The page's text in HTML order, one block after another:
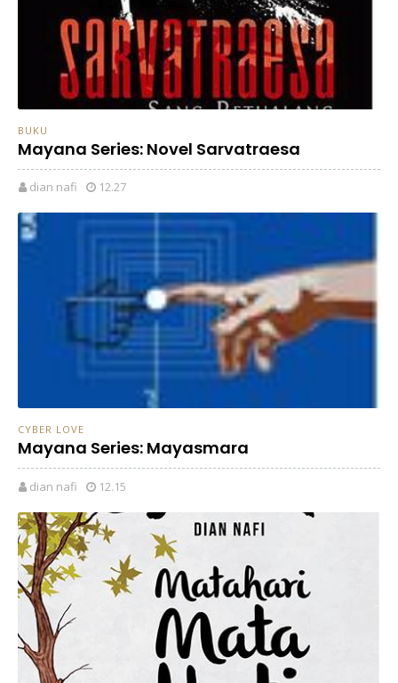
BUKU
Mayana Series: Novel Sarvatraesa
dian nafi 12.27
CYBER LOVE
Mayana Series: Mayasmara
dian nafi 12.15